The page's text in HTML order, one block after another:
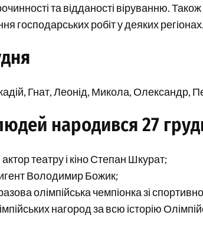
та відданості віруванню.
господарських робіт у деяких регіонах.
Гнат, Леонід, Микола, Олександр,
народився 27
театру і кіно Степан Шкурат;
Володимир Божик;
олімпійська чемпіонка зі
нагород за всю історію